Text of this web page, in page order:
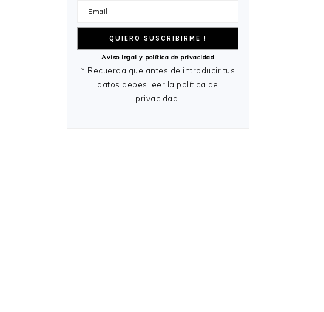
Aviso legal y política de privacidad
* Recuerda que antes de introducir tus
datos debes leer la política de
privacidad.